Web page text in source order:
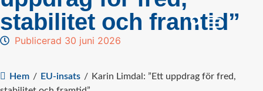
stabilitet och framtid”
Publicerad 30 juni 2026
Hem / EU-insats / Karin Limdal: ”Ett uppdrag för fred,